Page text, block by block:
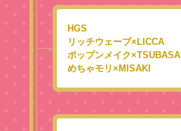
HGS
リッチウェーブ×LICCA
ポップンメイク×TSUBASA
めちゃモリ×MISAKI